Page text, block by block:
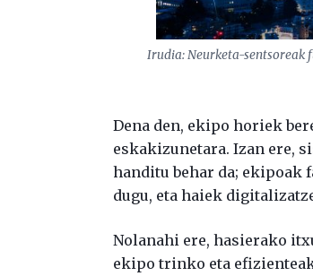
Irudia: Neurketa-sentsoreak
Dena den, ekipo horiek
eskakizunetara. Izan ere,
handitu behar da; ekipoak
dugu, eta haiek
Nolanahi ere, hasierako
ekipo trinko eta